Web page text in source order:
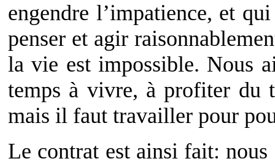
engendre l’impatience, et
penser et agir
la vie est impossible. Nous
temps à vivre, à profiter du
mais il faut travailler pour
Le contrat est ainsi fait: nous